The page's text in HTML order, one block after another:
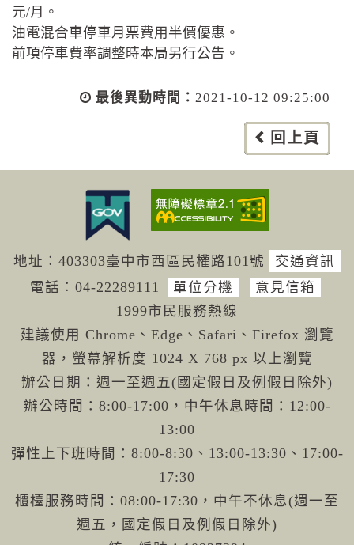
元/月。
油電混合車停車月票費用半價優惠。
前項停車費率調整時本局另行公告。
最後異動時間： 2021-10-12 09:25:00
回上頁
地址︰403303臺中市西區民權路101號
交通資訊
電話︰04-22289111 單位分機
意見信箱
1999市民服務熱線
建議使用 Chrome、Edge、Safari、Firefox 瀏覽
器，螢幕解析度 1024 X 768 px 以上瀏覽
辦公日期：週一至週五(國定假日及例假日除外)
辦公時間：8:00-17:00，中午休息時間：12:00-
13:00
彈性上下班時間：8:00-8:30、13:00-13:30、17:00-
17:30
櫃檯服務時間：08:00-17:30，中午不休息(週一至
週五，國定假日及例假日除外)